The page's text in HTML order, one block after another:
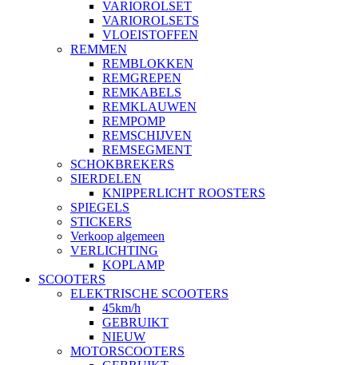
VARIOROLSET
VARIOROLSETS
VLOEISTOFFEN
REMMEN
REMBLOKKEN
REMGREPEN
REMKABELS
REMKLAUWEN
REMPOMP
REMSCHIJVEN
REMSEGMENT
SCHOKBREKERS
SIERDELEN
KNIPPERLICHT ROOSTERS
SPIEGELS
STICKERS
Verkoop algemeen
VERLICHTING
KOPLAMP
SCOOTERS
ELEKTRISCHE SCOOTERS
45km/h
GEBRUIKT
NIEUW
MOTORSCOOTERS